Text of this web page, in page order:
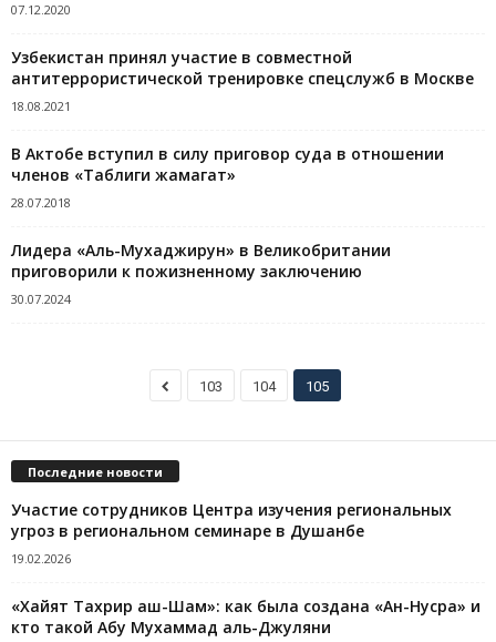
07.12.2020
Узбекистан принял участие в совместной
антитеррористической тренировке спецслужб в Москве
18.08.2021
В Актобе вступил в силу приговор суда в отношении
членов «Таблиги жамагат»
28.07.2018
Лидера «Аль-Мухаджирун» в Великобритании
приговорили к пожизненному заключению
30.07.2024
103 104 105
Последние новости
Участие сотрудников Центра изучения региональных
угроз в региональном семинаре в Душанбе
19.02.2026
«Хайят Тахрир аш-Шам»: как была создана «Ан-Нусра» и
кто такой Абу Мухаммад аль-Джуляни